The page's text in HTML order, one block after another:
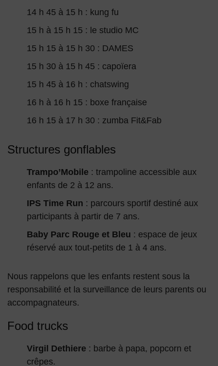
14 h 45 à 15 h : kung fu
15 h à 15 h 15 : le studio MC
15 h 15 à 15 h 30 : DAMES
15 h 30 à 15 h 45 : capoïera
15 h 45 à 16 h : chatswing
16 h à 16 h 15 : boxe française
16 h 15 à 17 h 30 : zumba Fit&Fab
Structures gonflables
Trampo’Mobile : trampoline accessible aux
enfants de 2 à 12 ans.
IPS Time Run : parcours sportif destiné aux
participants à partir de 7 ans.
Baby Parc Rouge et Bleu : espace de jeux
réservé aux tout-petits de 1 à 4 ans.
Nous rappelons que les enfants restent sous la
responsabilité et la surveillance de leurs parents ou
accompagnateurs.
Food trucks
Virgil Dethiere : barbe à papa, popcorn et
crêpes.